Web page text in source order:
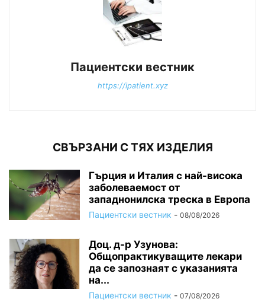
Пациентски вестник
https://ipatient.xyz
СВЪРЗАНИ С ТЯХ ИЗДЕЛИЯ
Гърция и Италия с най-висока
заболеваемост от
западнонилска треска в Европа
Пациентски вестник - 08/08/2026
Доц. д-р Узунова:
Общопрактикуващите лекари
да се запознаят с указанията
на...
Пациентски вестник - 07/08/2026